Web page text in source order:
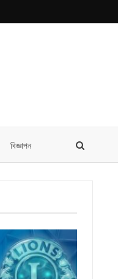
বিজ্ঞাপন